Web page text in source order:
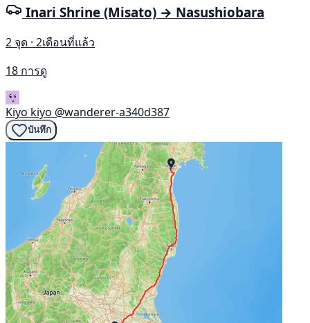
Inari Shrine (Misato) → Nasushiobara
2 จุด · 2เดือนที่แล้ว
18 การดู
Kiyo kiyo @wanderer-a340d387
บันทึก